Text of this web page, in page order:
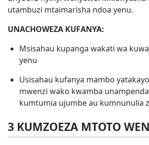
utambuzi mtaimarisha ndoa yenu.
UNACHOWEZA KUFANYA:
Msisahau kupanga wakati wa
yenu
Usisahau kufanya mambo
mwenzi wako kwamba
kumtumia ujumbe au kumnunulia
3 KUMZOEZA MTOTO